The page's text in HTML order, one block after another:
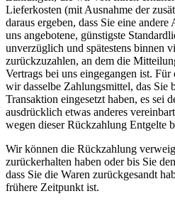
Lieferkosten (mit Ausnahme der
daraus ergeben, dass Sie eine
uns angebotene, günstigste
unverzüglich und spätestens binnen
zurückzuzahlen, an dem die
Vertrags bei uns eingegangen ist.
wir dasselbe Zahlungsmittel, das Sie
Transaktion eingesetzt haben, es sei
ausdrücklich etwas anderes
wegen dieser Rückzahlung Entgelte
Wir können die Rückzahlung
zurückerhalten haben oder bis Sie
dass Sie die Waren zurückgesandt
frühere Zeitpunkt ist.